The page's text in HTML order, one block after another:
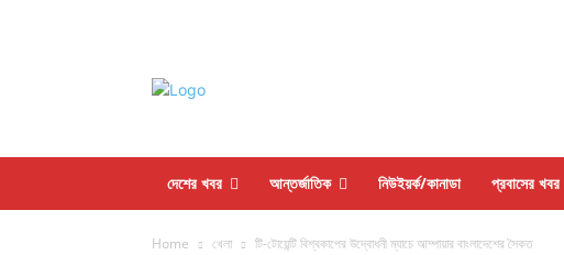
দেশের খবর আন্তর্জাতিক নিউইয়র্ক/কানাডা প্রবাসের খবর
Home খেলা টি-টোয়েন্টি বিশ্বকাপের উদ্বোধনী ম্যাচে আম্পায়ার বাংলাদেশের সৈকত